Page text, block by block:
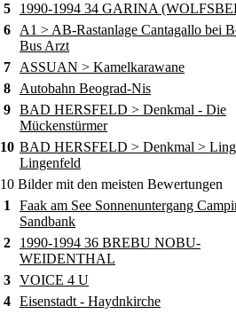
5
1990-1994 34 GARINA
6
A1 > AB-Rastanlage Cantagallo bei
Bus Arzt
7
ASSUAN > Kamelkarawane
8
Autobahn Beograd-Nis
9 BAD HERSFELD > Denkmal - Die
Mückenstürmer
10 BAD HERSFELD > Denkmal >
Lingenfeld
10 Bilder mit den meisten Bewertungen
1
Faak am See Sonnenuntergang
Sandbank
2
1990-1994 36 BREBU NOBU-
WEIDENTHAL
3 VOICE 4 U
4 Eisenstadt - Haydnkirche